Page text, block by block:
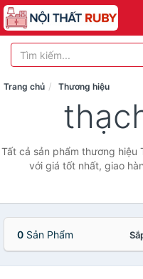
Trang chủ Thương hiệu
Tất cả sản phẩm thương hiệu
với giá tốt nhất, giao
0 Sản Phẩm